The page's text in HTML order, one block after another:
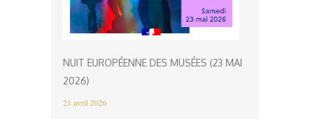
NUIT EUROPÉENNE DES MUSÉES (23 MAI
2026)
21 avril 2026